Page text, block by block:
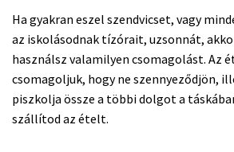
Ha gyakran eszel szendvicset, vagy
az iskolásodnak tízórait, uzsonnát,
használsz valamilyen csomagolást. Az
csomagoljuk, hogy ne szennyeződjön,
piszkolja össze a többi dolgot a
szállítod az ételt.